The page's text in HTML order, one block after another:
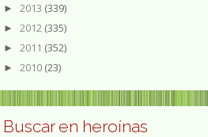
► 2013 (339)
► 2012 (335)
► 2011 (352)
► 2010 (23)
Buscar en heroínas